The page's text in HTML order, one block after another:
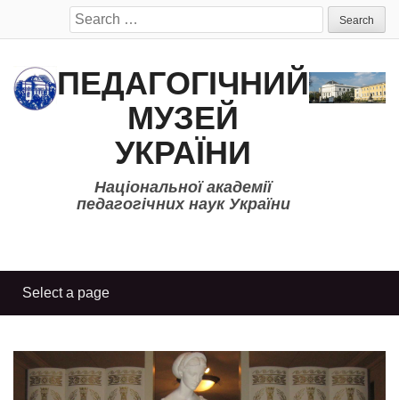
Search
for:
ПЕДАГОГІЧНИЙ
МУЗЕЙ
УКРАЇНИ
Національної академії
педагогічних наук України